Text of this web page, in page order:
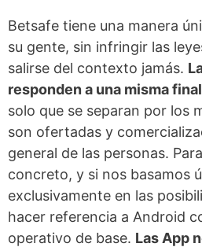
Betsafe tiene una manera
su gente, sin infringir las
salirse del contexto jamás.
responden a una misma
solo que se separan por los
son ofertadas y
general de las personas.
concreto, y si nos basamos
exclusivamente en las
hacer referencia a Android
operativo de base. Las App